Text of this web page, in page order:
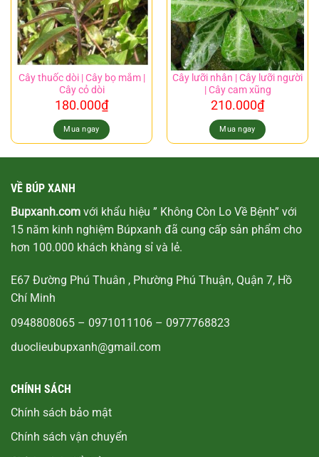
Cây thuốc dòi | Cây bọ mắm |
Cây cỏ dòi
180.000₫
Mua ngay
Cây lưỡi nhân | Cây lưỡi người
| Cây cam xũng
210.000₫
Mua ngay
VỀ BÚP XANH
Bupxanh.com với khẩu hiệu ” Không Còn Lo Về Bệnh” với
15 năm kinh nghiệm Búpxanh đã cung cấp sản phẩm cho
hơn 100.000 khách khàng sỉ và lẻ.
E67 Đường Phú Thuân , Phường Phú Thuận, Quận 7, Hồ
Chí Minh
0948808065 – 0971011106 – 0977768823
duoclieubupxanh@gmail.com
CHÍNH SÁCH
Chính sách bảo mật
Chính sách vận chuyển